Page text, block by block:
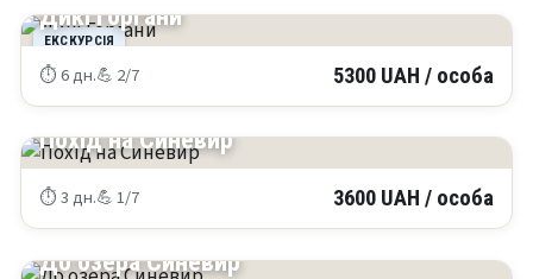
ЕКСКУРСІЯ
Дикі Горгани
⏱ 6 дн.💪 2/7 5300 UAH / особа
КАРПАТИ
Похід на Синевир
⏱ 3 дн.💪 1/7 3600 UAH / особа
КАРПАТИ
До озера Синевир